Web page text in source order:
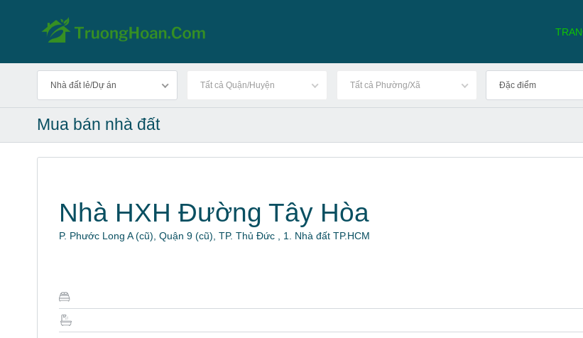
Nhà đất lẻ/Dự án Tất cả Quận/Huyện Tất cả Phường/Xã Đặc điểm
Mua bán nhà đất
Nhà HXH Đường Tây Hòa
P. Phước Long A (cũ), Quận 9 (cũ), TP. Thủ Đức , 1. Nhà đất TP.HCM